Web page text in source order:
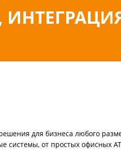
для бизнеса любого
системы, от простых офисных